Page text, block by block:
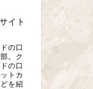
イト
の口
。ク
の口
トカ
を紹